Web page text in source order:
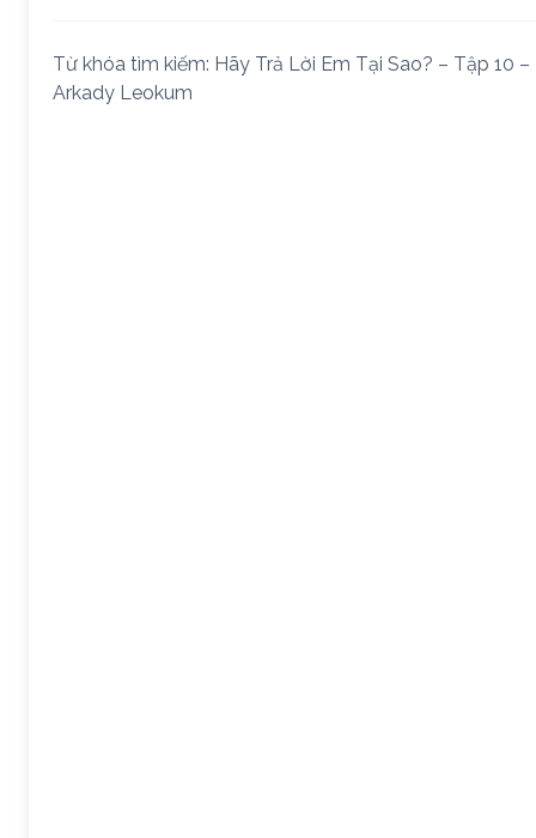
Từ khóa tìm kiếm: Hãy Trả Lời Em Tại Sao? – Tập 10 –
Arkady Leokum